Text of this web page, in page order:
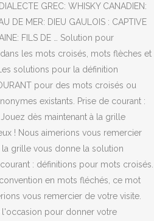
GREC: WHISKY CANADIEN:
DE MER: DIEU GAULOIS : CAPTIVE
FILS DE … Solution pour
dans les mots croisés, mots flèches et
solutions pour la définition
pour des mots croisés ou
existants. Prise de courant :
dès maintenant à la grille
! Nous aimerions vous remercier
grille vous donne la solution
: définitions pour mots croisés.
en mots fléchés, ce mot
vous remercier de votre visite.
pour donner votre